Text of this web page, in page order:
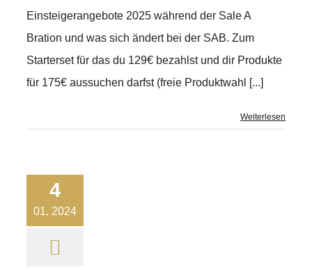
Einsteigerangebote 2025 während der Sale A
Bration und was sich ändert bei der SAB. Zum
Starterset für das du 129€ bezahlst und dir Produkte
für 175€ aussuchen darfst (freie Produktwahl [...]
Weiterlesen
4
01, 2024